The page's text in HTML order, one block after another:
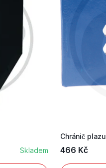
Skladem
Chránič plazu
466 Kč